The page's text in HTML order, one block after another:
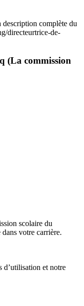
complète du
directeurtrice-de-
commission
scolaire du
votre carrière.
d’utilisation et notre